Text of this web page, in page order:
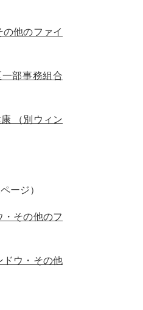
他のファイ
部事務組合
（別ウィン
ページ）
その他のフ
ドウ・その他